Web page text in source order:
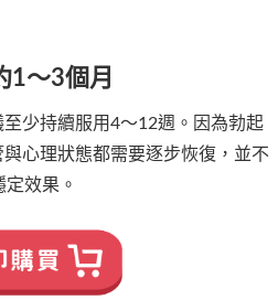
1～3個月
少持續服用4～12週。因為勃起
心理狀態都需要逐步恢復，並不
效果。